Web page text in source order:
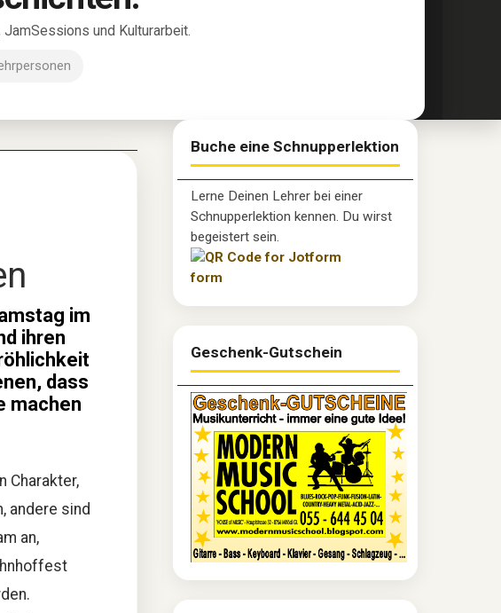
und Kulturarbeit.
im
ihren
dass
machen
Charakter,
andere sind
an,
Buche eine Schnupperlektion
Lerne Deinen Lehrer bei einer
Schnupperlektion kennen. Du wirst
begeistert sein.
Geschenk-Gutschein